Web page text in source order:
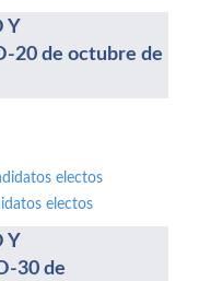
Y
20 de octubre de
electos
electos
Y
30 de